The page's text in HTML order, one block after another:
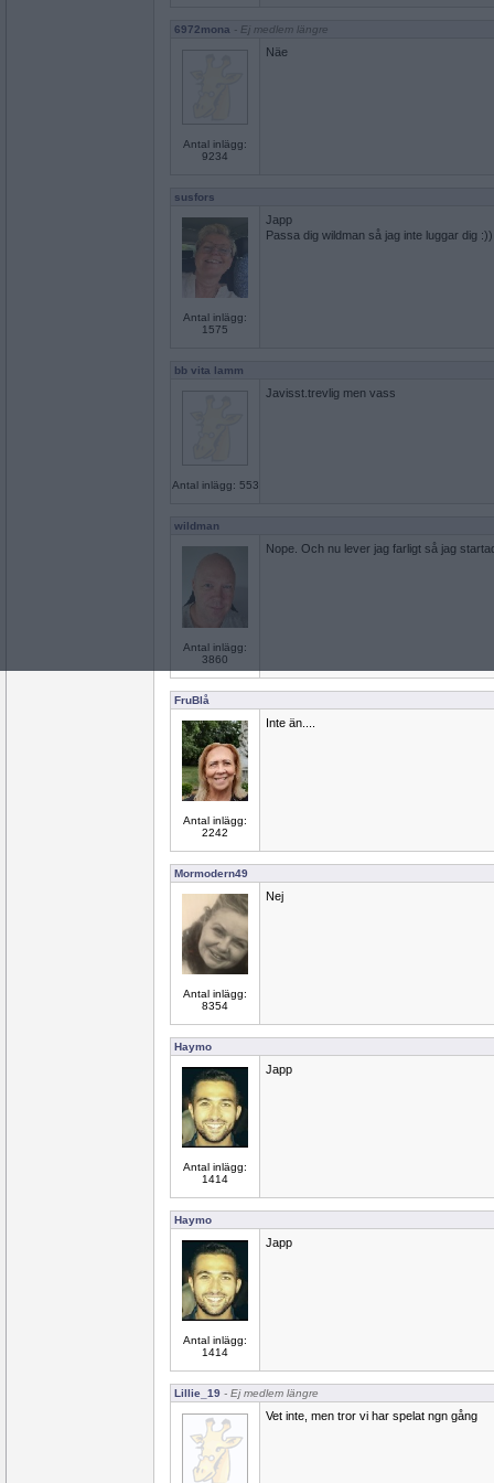
6972mona - Ej medlem längre
Antal inlägg:
9234
Näe
susfors
Antal inlägg:
1575
Japp
Passa dig wildman så jag inte luggar dig :))
bb vita lamm
Antal inlägg: 553
Javisst.trevlig men vass
wildman
Antal inlägg:
3860
Nope. Och nu lever jag farligt så jag
FruBlå
Antal inlägg:
2242
Inte än....
Mormodern49
Antal inlägg:
8354
Nej
Haymo
Antal inlägg:
1414
Japp
Haymo
Antal inlägg:
1414
Japp
Lillie_19 - Ej medlem längre
Vet inte, men tror vi har spelat ngn gång